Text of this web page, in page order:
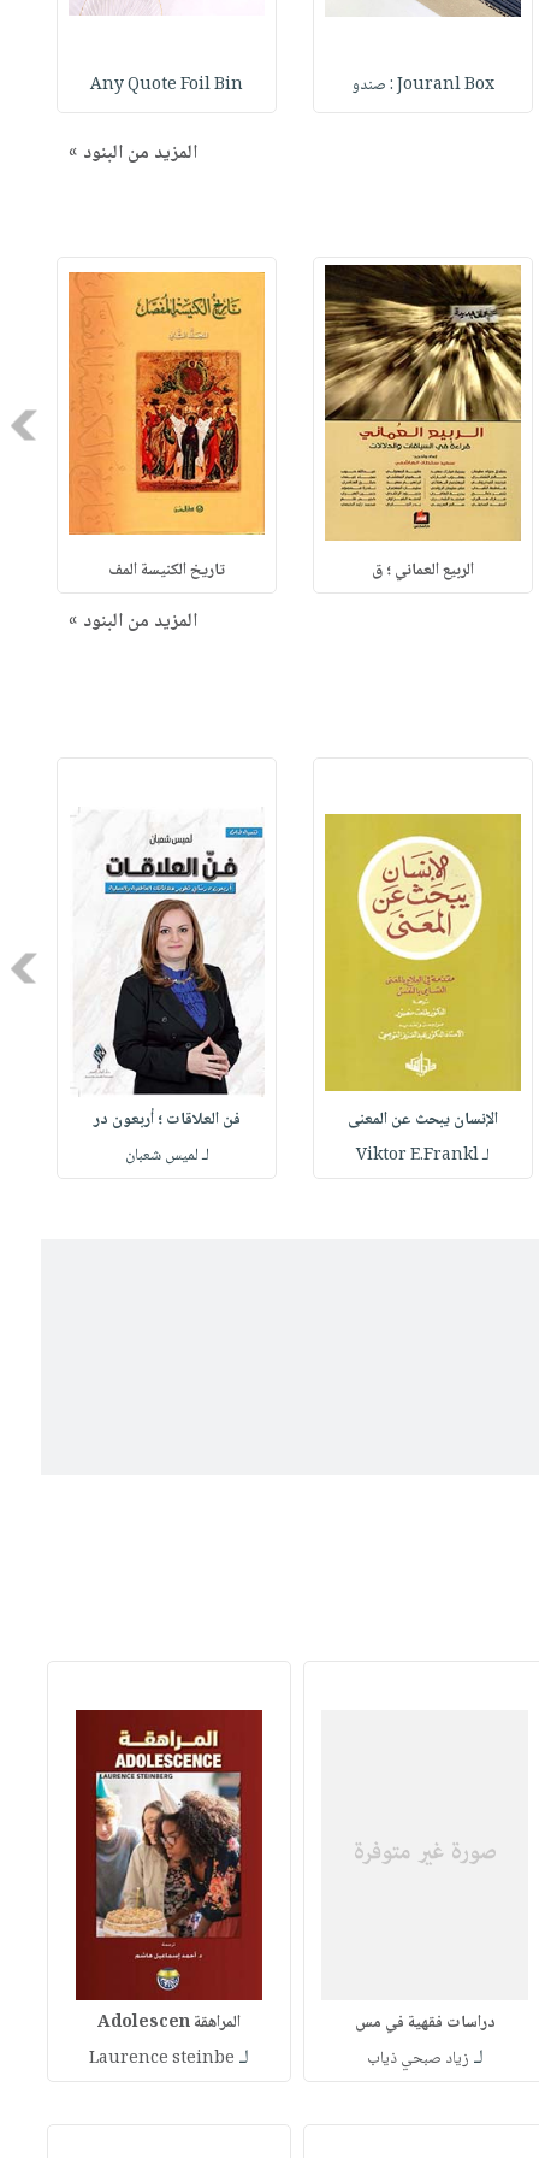
Jouranl Box : صندو Any Quote Foil Bin
المزيد من البنود »
الربيع العماني ؛ ق تاريخ الكنيسة المف
المزيد من البنود »
الإنسان يبحث عن المعنى
لـ Viktor E.Frankl
فن العلاقات ؛ أربعون در
لـ لميس شعبان
دراسات فقهية في مس
لـ زياد صبحي ذياب
المراهقة Adolescen
لـ Laurence steinbe